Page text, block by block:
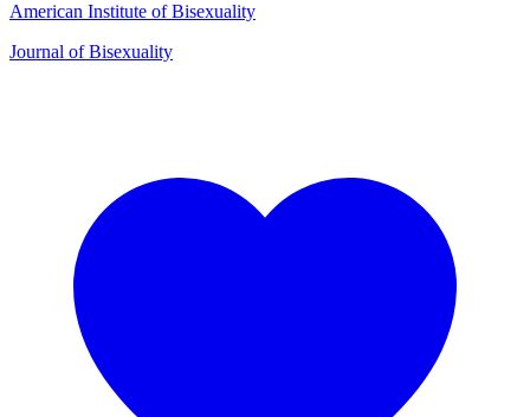
American Institute of Bisexuality
Journal of Bisexuality